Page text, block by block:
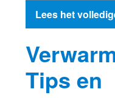
Lees het
Tips en